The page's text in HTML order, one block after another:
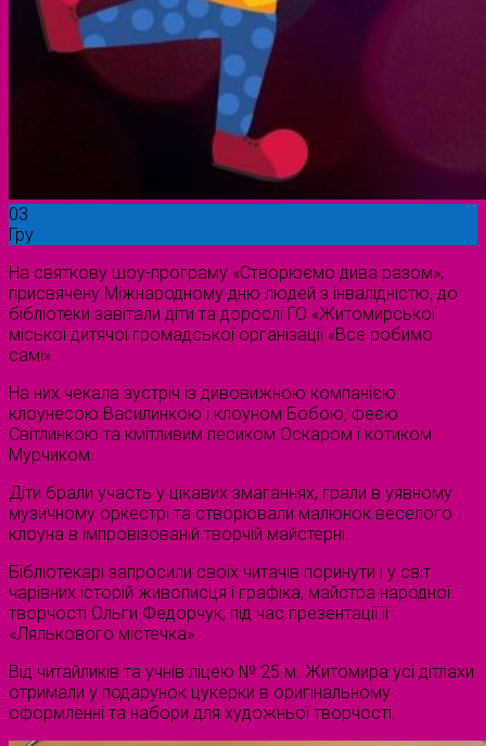
03
Гру
На святкову шоу-програму «Створюємо дива разом»,
присвячену Міжнародному дню людей з інвалідністю, до
бібліотеки завітали діти та дорослі ГО «Житомирської
міської дитячої громадської організації «Все робимо
самі».
На них чекала зустріч із дивовижною компанією:
клоунесою Василинкою і клоуном Бобою, феєю
Світлинкою та кмітливим песиком Оскаром і котиком
Мурчиком.
Діти брали участь у цікавих змаганнях, грали в уявному
музичному оркестрі та створювали малюнок веселого
клоуна в імпровізованій творчій майстерні.
Бібліотекарі запросили своїх читачів поринути і у світ
чарівних історій живописця і графіка, майстра народної
творчості Ольги Федорчук, під час презентації її
«Лялькового містечка».
Від читайликів та учнів ліцею № 25 м. Житомира усі дітлахи
отримали у подарунок цукерки в оригінальному
оформленні та набори для художньої творчості.